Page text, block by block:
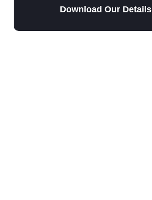
Download Our Details